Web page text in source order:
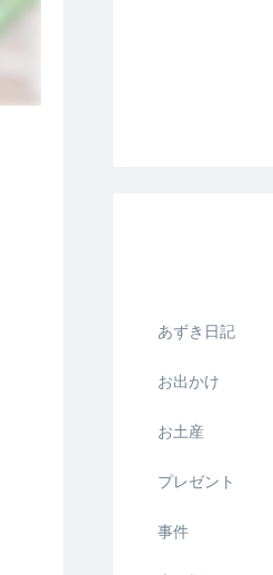
あずき日記
お出かけ
お土産
プレゼント
事件